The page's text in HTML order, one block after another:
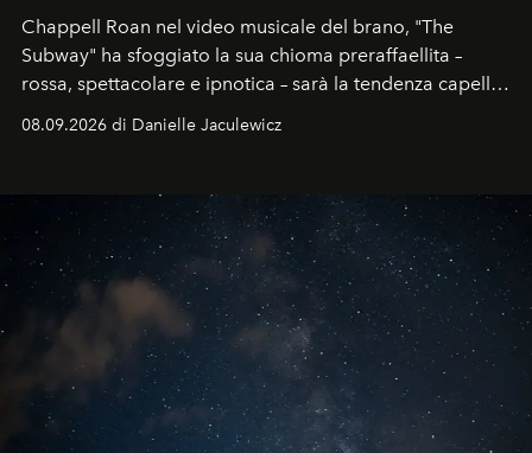
Chappell Roan nel video musicale del brano, "The
Subway" ha sfoggiato la sua chioma preraffaellita –
rossa, spettacolare e ipnotica – sarà la tendenza capelli
dell'autunno?
08.09.2026 di Danielle Jaculewicz